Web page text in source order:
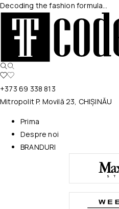
Decoding the fashion formula…
+373 69 338 813
Mitropolit P. Movilă 23, CHIȘINĂU
Prima
Despre noi
BRANDURI